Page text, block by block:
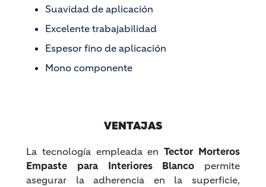
Suavidad de aplicación
Excelente trabajabilidad
Espesor fino de aplicación
Mono componente
VENTAJAS
La tecnología empleada enTector Morteros
Empaste para Interiores Blanco permite
asegurar la adherencia en la superficie,